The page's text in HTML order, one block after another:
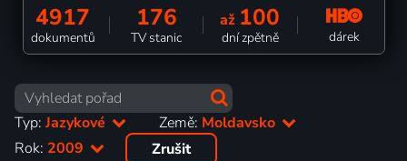
4917
dokumentů
176
TV stanic
až 100
dní zpětně dárek
Typ: Jazykové Země: Moldavsko
Rok: 2009 Zrušit